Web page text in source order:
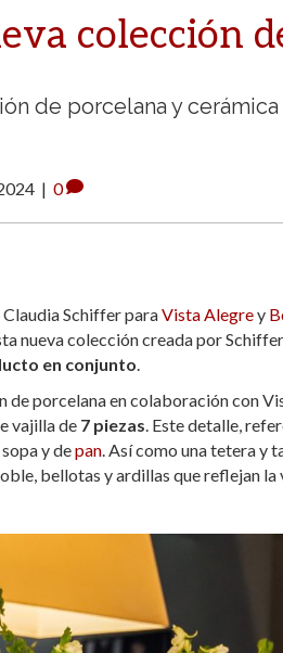
colección
de porcelana y
| 0
Claudia Schiffer paraVista Alegrey
nueva colección creada por
en conjunto
porcelana en colaboración con
vajilla de 7 piezas . Este detalle,
y depan . Así como una tetera y
bellotas y ardillas que reflejan